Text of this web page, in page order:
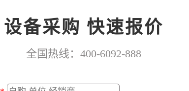
设备采购 快速报价
全国热线：400-6092-888